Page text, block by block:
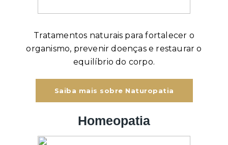
Tratamentos naturais para fortalecer o
organismo, prevenir doenças e restaurar o
equilíbrio do corpo.
Saiba mais sobre Naturopatia
Homeopatia